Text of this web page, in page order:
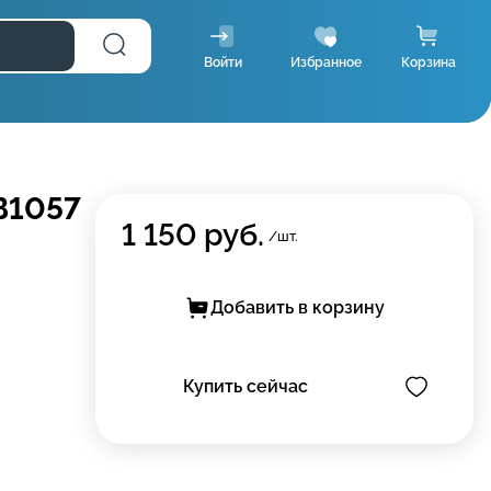
Войти Избранное Корзина
1 150 руб. /шт.
Добавить в корзину
Купить сейчас